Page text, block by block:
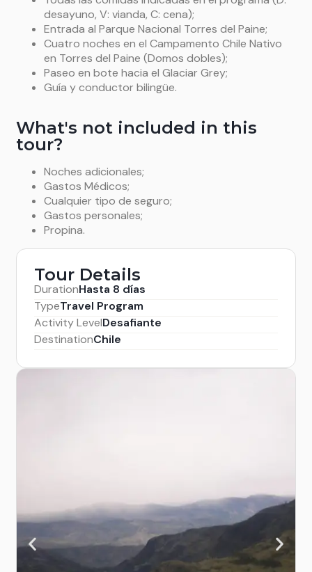
Nocheen los Domos Chile Nativo (D-V-C).
una vez más.
Noche en los Domos Chile Nativo (D-V-C).
ganadero que se remonta al siglo pasado, para
capturar gauchos locales. Después del almuerzo,
buscaremos avistamientos de aves nativas en los
bosques cercanos al rancho, incluidos Upland
Goose, Pygmy Owl, Southern Lapwing y Magellanic
Oystercatcher. Por la tarde regresamos a Puerto
desayuno, V: vianda, C: cena);
Entrada al Parque Nacional Torres del Paine;
Cuatro noches en el Campamento Chile Nativo
en Torres del Paine (Domos dobles);
Paseo en bote hacia el Glaciar Grey;
Guía y conductor bilingüe.
What's not included in this
tour?
Noches adicionales;
Gastos Médicos;
Cualquier tipo de seguro;
Gastos personales;
Propina.
Tour Details
DurationHasta 8 días
TypeTravel Program
Activity LevelDesafiante
DestinationChile